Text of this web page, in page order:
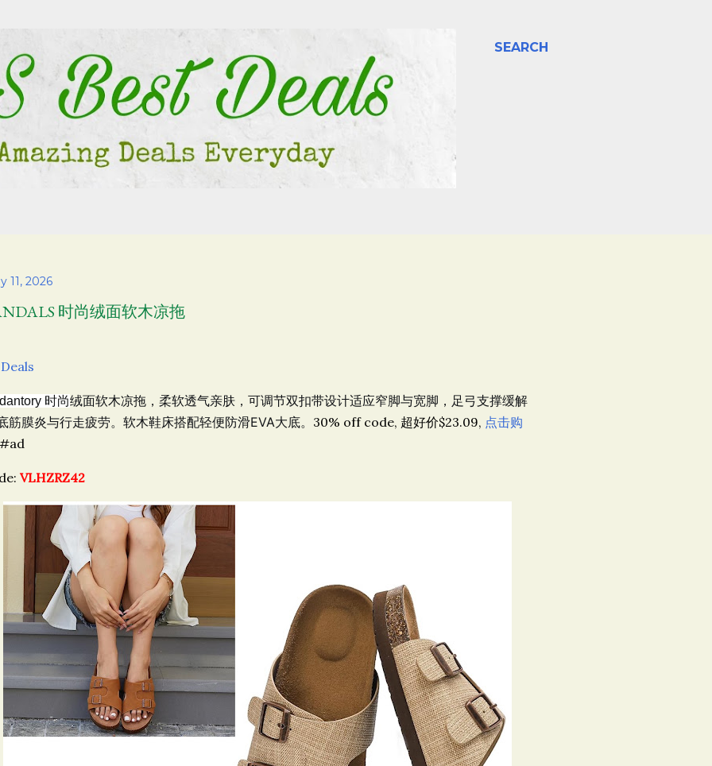
SEARCH
11, 2026
时尚绒面软木凉拖
时尚绒面软木凉拖， 柔软透气亲肤，可调节双扣带设计适应窄脚与宽脚，足弓支撑缓解
筋膜炎与行走疲劳。软木鞋床搭配轻便防滑EVA大底。 30% off code, 超好价$23.09, 点击购
VLHZRZ42